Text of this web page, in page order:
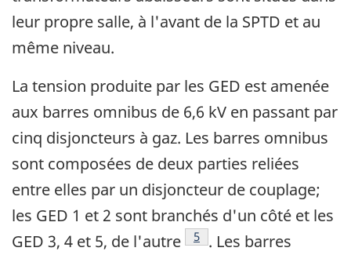
leur propre salle, à l'avant de la SPTD et au
même niveau.
La tension produite par les GED est amenée
aux barres omnibus de 6,6 kV en passant par
cinq disjoncteurs à gaz. Les barres omnibus
sont composées de deux parties reliées
entre elles par un disjoncteur de couplage;
les GED 1 et 2 sont branchés d'un côté et les
GED 3, 4 et 5, de l'autre
Note de bas de page
5 . Les barres